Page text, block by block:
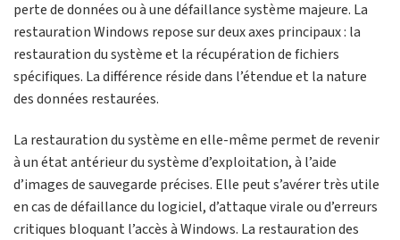
perte de données ou à une défaillance système majeure. La
restauration Windows repose sur deux axes principaux : la
restauration du système et la récupération de fichiers
spécifiques. La différence réside dans l’étendue et la nature
des données restaurées.
La restauration du système en elle-même permet de revenir
à un état antérieur du système d’exploitation, à l’aide
d’images de sauvegarde précises. Elle peut s’avérer très utile
en cas de défaillance du logiciel, d’attaque virale ou d’erreurs
critiques bloquant l’accès à Windows. La restauration des